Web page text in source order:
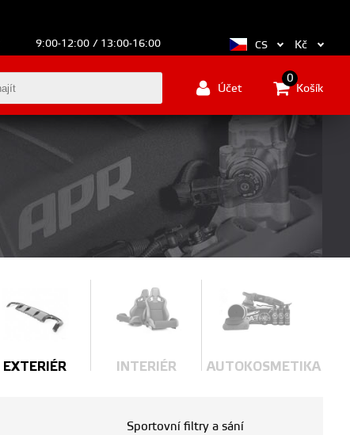
9:00-12:00 / 13:00-16:00 CS Kč
Účet Košík
0
EXTERIÉR INTERIÉR AUTOKOSMETIKA
Sportovní filtry a sání